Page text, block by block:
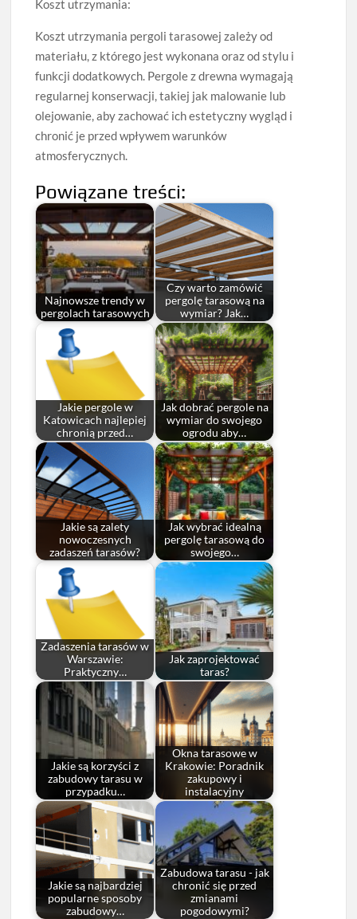
Koszt utrzymania:
Koszt utrzymania pergoli tarasowej zależy od
materiału, z którego jest wykonana oraz od stylu i
funkcji dodatkowych. Pergole z drewna wymagają
regularnej konserwacji, takiej jak malowanie lub
olejowanie, aby zachować ich estetyczny wygląd i
chronić je przed wpływem warunków
atmosferycznych.
Powiązane treści:
Najnowsze trendy w
pergolach tarasowych
Czy warto zamówić
pergolę tarasową na
wymiar? Jak…
Jakie pergole w
Katowicach najlepiej
chronią przed…
Jak dobrać pergole na
wymiar do swojego
ogrodu aby…
Jakie są zalety
nowoczesnych
zadaszeń tarasów?
Jak wybrać idealną
pergolę tarasową do
swojego…
Zadaszenia tarasów w
Warszawie:
Praktyczny…
Jak zaprojektować
taras?
Jakie są korzyści z
zabudowy tarasu w
przypadku…
Okna tarasowe w
Krakowie: Poradnik
zakupowy i
instalacyjny
Jakie są najbardziej
popularne sposoby
zabudowy…
Zabudowa tarasu - jak
chronić się przed
zmianami
pogodowymi?